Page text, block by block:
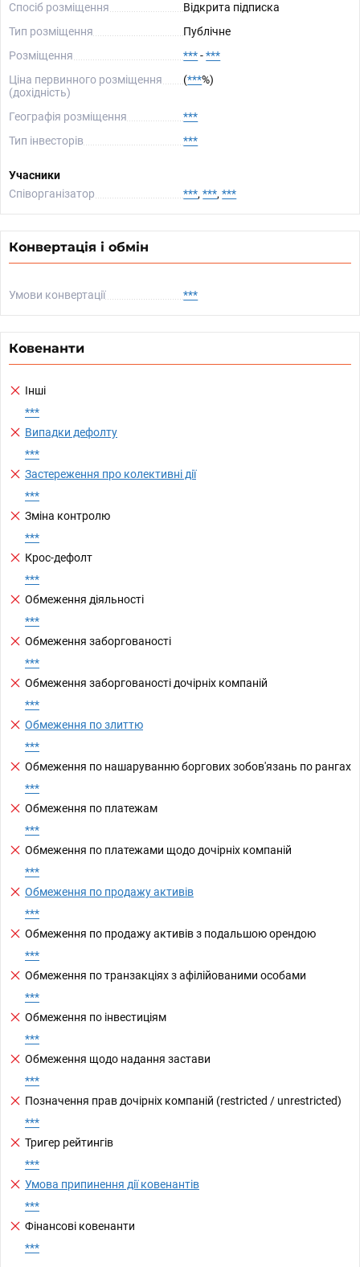
Спосіб розміщення
Відкрита підписка
Тип розміщення
Публічне
Розміщення
***-***
Ціна первинного розміщення
(дохідність)
(***%)
Географія розміщення
***
Тип інвесторів
***
Учасники
Співорганізатор
***, ***, ***
Конвертація і обмін
Умови конвертації ***
Ковенанти
Інші
***
Випадки дефолту
***
Застереження про колективні дії
***
Зміна контролю
***
Крос-дефолт
***
Обмеження діяльності
***
Обмеження заборгованості
***
Обмеження заборгованості дочірніх компаній
***
Обмеження по злиттю
***
Обмеження по нашаруванню боргових зобов'язань по рангах
***
Обмеження по платежам
***
Обмеження по платежами щодо дочірніх компаній
***
Обмеження по продажу активів
***
Обмеження по продажу активів з подальшою орендою
***
Обмеження по транзакціях з афілійованими особами
***
Обмеження по інвестиціям
***
Обмеження щодо надання застави
***
Позначення прав дочірніх компаній (restricted / unrestricted)
***
Тригер рейтингів
***
Умова припинення дії ковенантів
***
Фінансові ковенанти
***